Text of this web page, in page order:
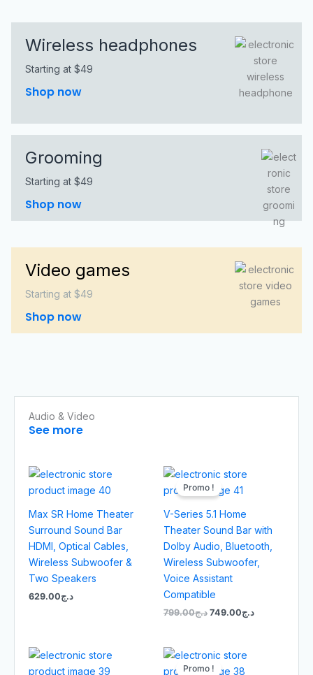
Wireless headphones
Starting at $49
Shop now
Grooming
Starting at $49
Shop now
Video games
Starting at $49
Shop now
Audio & Video
See more
Max SR Home Theater
Surround Sound Bar
HDMI, Optical Cables,
Wireless Subwoofer &
Two Speakers
د.ج629.00
Promo !
V-Series 5.1 Home
Theater Sound Bar with
Dolby Audio, Bluetooth,
Wireless Subwoofer,
Voice Assistant
Compatible
د.ج799.00
Le
initial
د.ج749.00
Promo !
Le